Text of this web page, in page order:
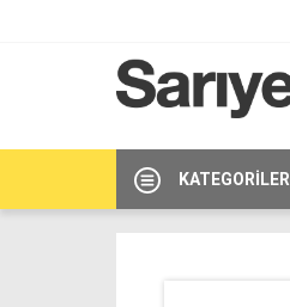
KATEGORILER